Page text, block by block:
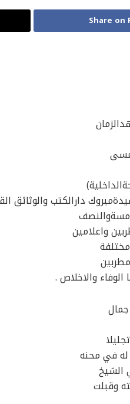
Share on
دارالكتب والوثائق
واعلامين
والاخلاص .
في محنه
الشيخ
وقبلت